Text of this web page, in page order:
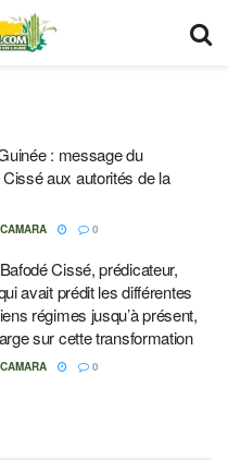
: message du
aux autorités de la
0
Cissé, prédicateur,
avait prédit les différentes
régimes jusqu’à présent,
sur cette transformation
0